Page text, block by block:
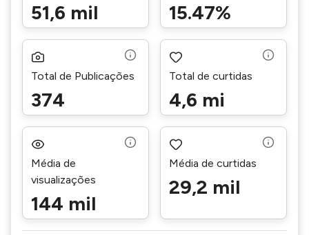
51,6 mil 15.47%
Total de Publicações
374
Total de curtidas
4,6 mi
Média de
visualizações
144 mil
Média de curtidas
29,2 mil